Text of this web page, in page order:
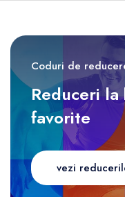
Coduri de
Reduceri
favorite
vezi